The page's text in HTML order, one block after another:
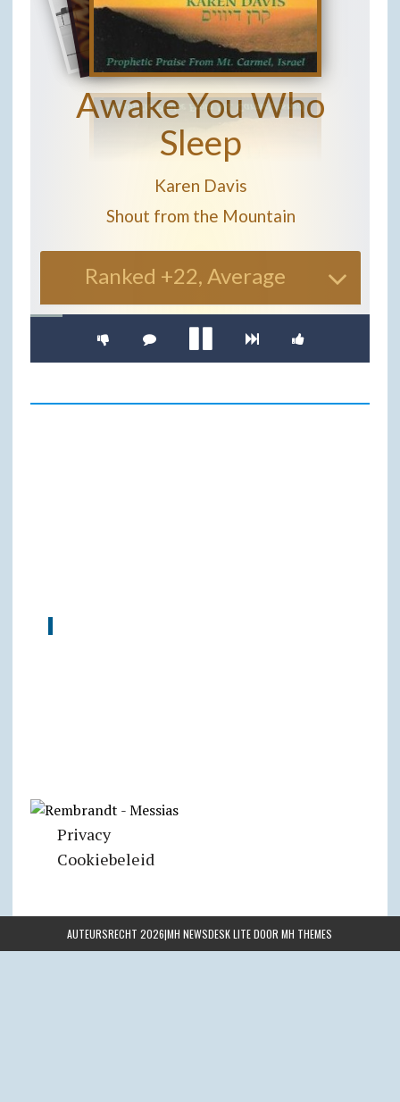
Privacy
Cookiebeleid
AUTEURSRECHT 2026|MH NEWSDESK LITE DOORMH THEMES